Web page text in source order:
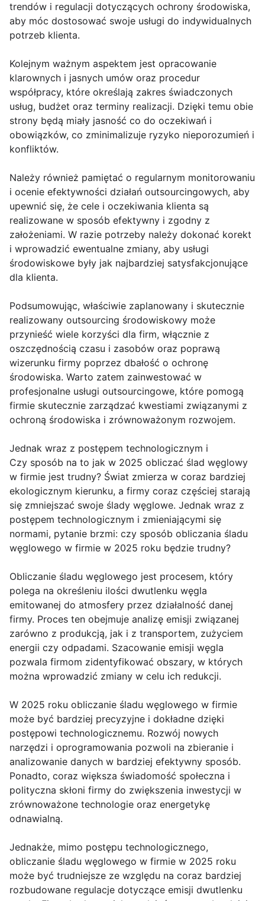
trendów i regulacji dotyczących ochrony środowiska,
aby móc dostosować swoje usługi do indywidualnych
potrzeb klienta.
Kolejnym ważnym aspektem jest opracowanie
klarownych i jasnych umów oraz procedur
współpracy, które określają zakres świadczonych
usług, budżet oraz terminy realizacji. Dzięki temu obie
strony będą miały jasność co do oczekiwań i
obowiązków, co zminimalizuje ryzyko nieporozumień i
konfliktów.
Należy również pamiętać o regularnym monitorowaniu
i ocenie efektywności działań outsourcingowych, aby
upewnić się, że cele i oczekiwania klienta są
realizowane w sposób efektywny i zgodny z
założeniami. W razie potrzeby należy dokonać korekt
i wprowadzić ewentualne zmiany, aby usługi
środowiskowe były jak najbardziej satysfakcjonujące
dla klienta.
Podsumowując, właściwie zaplanowany i skutecznie
realizowany outsourcing środowiskowy może
przynieść wiele korzyści dla firm, włącznie z
oszczędnością czasu i zasobów oraz poprawą
wizerunku firmy poprzez dbałość o ochronę
środowiska. Warto zatem zainwestować w
profesjonalne usługi outsourcingowe, które pomogą
firmie skutecznie zarządzać kwestiami związanymi z
ochroną środowiska i zrównoważonym rozwojem.
Jednak wraz z postępem technologicznym i
Czy sposób na to jak w 2025 obliczać ślad węglowy
w firmie jest trudny? Świat zmierza w coraz bardziej
ekologicznym kierunku, a firmy coraz częściej starają
się zmniejszać swoje ślady węglowe. Jednak wraz z
postępem technologicznym i zmieniającymi się
normami, pytanie brzmi: czy sposób obliczania śladu
węglowego w firmie w 2025 roku będzie trudny?
Obliczanie śladu węglowego jest procesem, który
polega na określeniu ilości dwutlenku węgla
emitowanej do atmosfery przez działalność danej
firmy. Proces ten obejmuje analizę emisji związanej
zarówno z produkcją, jak i z transportem, zużyciem
energii czy odpadami. Szacowanie emisji węgla
pozwala firmom zidentyfikować obszary, w których
można wprowadzić zmiany w celu ich redukcji.
W 2025 roku obliczanie śladu węglowego w firmie
może być bardziej precyzyjne i dokładne dzięki
postępowi technologicznemu. Rozwój nowych
narzędzi i oprogramowania pozwoli na zbieranie i
analizowanie danych w bardziej efektywny sposób.
Ponadto, coraz większa świadomość społeczna i
polityczna skłoni firmy do zwiększenia inwestycji w
zrównoważone technologie oraz energetykę
odnawialną.
Jednakże, mimo postępu technologicznego,
obliczanie śladu węglowego w firmie w 2025 roku
może być trudniejsze ze względu na coraz bardziej
rozbudowane regulacje dotyczące emisji dwutlenku